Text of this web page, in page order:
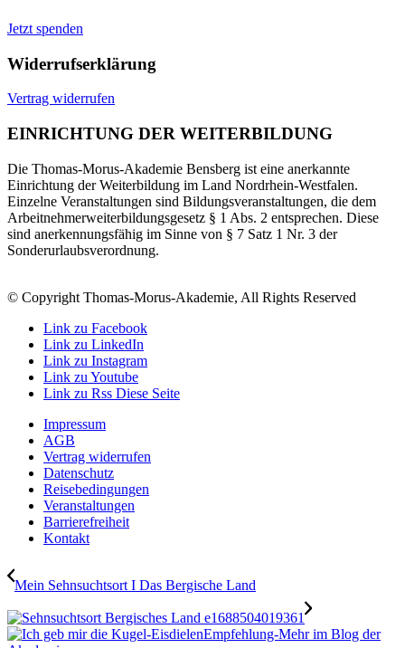
Jetzt spenden
Widerrufserklärung
Vertrag widerrufen
EINRICHTUNG DER WEITERBILDUNG
Die Thomas-Morus-Akademie Bensberg ist eine anerkannte
Einrichtung der Weiterbildung im Land Nordrhein-Westfalen.
Einzelne Veranstaltungen sind Bildungsveranstaltungen, die dem
Arbeitnehmerweiterbildungsgesetz § 1 Abs. 2 entsprechen. Diese
sind anerkennungsfähig im Sinne von § 7 Satz 1 Nr. 3 der
Sonderurlaubsverordnung.
© Copyright Thomas-Morus-Akademie, All Rights Reserved
Link zu Facebook
Link zu LinkedIn
Link zu Instagram
Link zu Youtube
Link zu Rss Diese Seite
Impressum
AGB
Vertrag widerrufen
Datenschutz
Reisebedingungen
Veranstaltungen
Barrierefreiheit
Kontakt
Mein Sehnsuchtsort I Das Bergische Land